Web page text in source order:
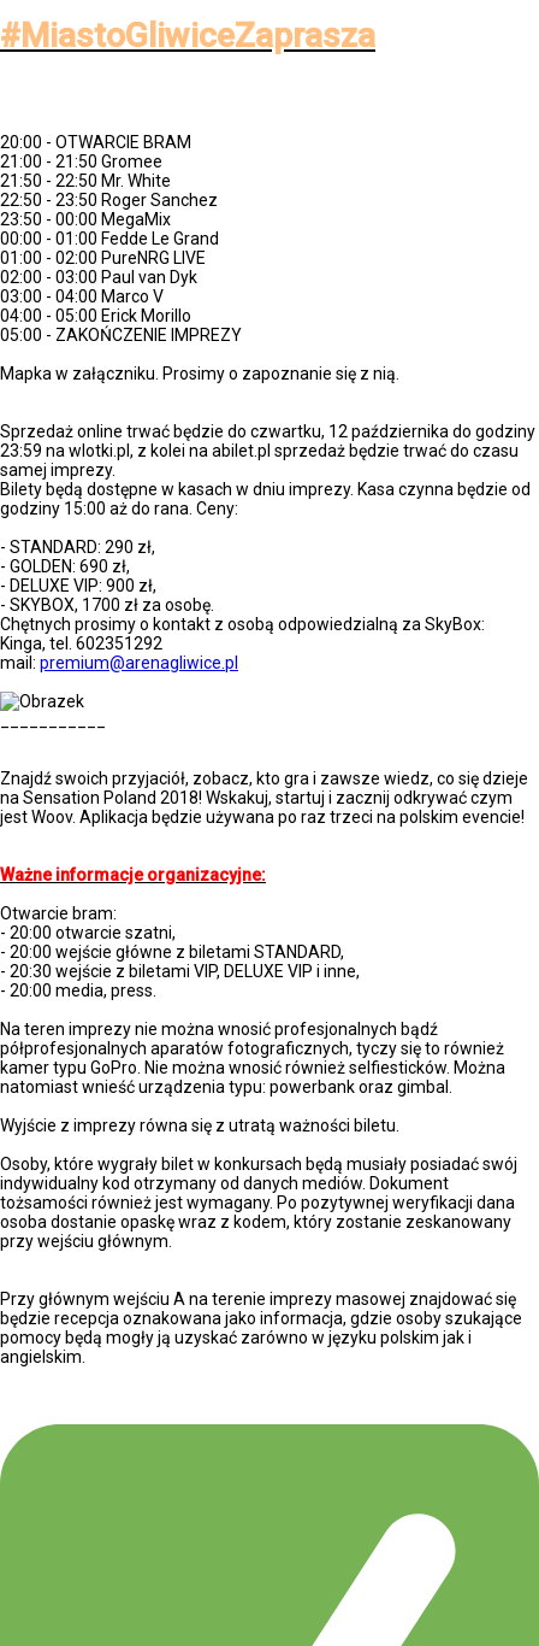
#MiastoGliwiceZaprasza
20:00 - OTWARCIE BRAM
21:00 - 21:50 Gromee
21:50 - 22:50 Mr. White
22:50 - 23:50 Roger Sanchez
23:50 - 00:00 MegaMix
00:00 - 01:00 Fedde Le Grand
01:00 - 02:00 PureNRG LIVE
02:00 - 03:00 Paul van Dyk
03:00 - 04:00 Marco V
04:00 - 05:00 Erick Morillo
05:00 - ZAKOŃCZENIE IMPREZY
Mapka w załączniku. Prosimy o zapoznanie się z nią.
Sprzedaż online trwać będzie do czwartku, 12 października do godziny
23:59 na wlotki.pl, z kolei na abilet.pl sprzedaż będzie trwać do czasu
samej imprezy.
Bilety będą dostępne w kasach w dniu imprezy. Kasa czynna będzie od
godziny 15:00 aż do rana. Ceny:
- STANDARD: 290 zł,
- GOLDEN: 690 zł,
- DELUXE VIP: 900 zł,
- SKYBOX, 1700 zł za osobę.
Chętnych prosimy o kontakt z osobą odpowiedzialną za SkyBox:
Kinga, tel. 602351292
mail: premium@arenagliwice.pl
Znajdź swoich przyjaciół, zobacz, kto gra i zawsze wiedz, co się dzieje
na Sensation Poland 2018! Wskakuj, startuj i zacznij odkrywać czym
jest Woov. Aplikacja będzie używana po raz trzeci na polskim evencie!
Ważne informacje organizacyjne:
Otwarcie bram:
- 20:00 otwarcie szatni,
- 20:00 wejście główne z biletami STANDARD,
- 20:30 wejście z biletami VIP, DELUXE VIP i inne,
- 20:00 media, press.
Na teren imprezy nie można wnosić profesjonalnych bądź
półprofesjonalnych aparatów fotograficznych, tyczy się to również
kamer typu GoPro. Nie można wnosić również selfiesticków. Można
natomiast wnieść urządzenia typu: powerbank oraz gimbal.
Wyjście z imprezy równa się z utratą ważności biletu.
Osoby, które wygrały bilet w konkursach będą musiały posiadać swój
indywidualny kod otrzymany od danych mediów. Dokument
tożsamości również jest wymagany. Po pozytywnej weryfikacji dana
osoba dostanie opaskę wraz z kodem, który zostanie zeskanowany
przy wejściu głównym.
Przy głównym wejściu A na terenie imprezy masowej znajdować się
będzie recepcja oznakowana jako informacja, gdzie osoby szukające
pomocy będą mogły ją uzyskać zarówno w języku polskim jak i
angielskim.